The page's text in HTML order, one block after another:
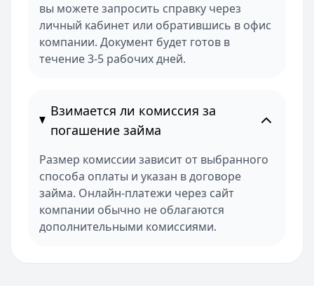
вы можете запросить справку через
личный кабинет или обратившись в офис
компании. Документ будет готов в
течение 3-5 рабочих дней.
Взимается ли комиссия за
погашение займа
Размер комиссии зависит от выбранного
способа оплаты и указан в договоре
займа. Онлайн-платежи через сайт
компании обычно не облагаются
дополнительными комиссиями.